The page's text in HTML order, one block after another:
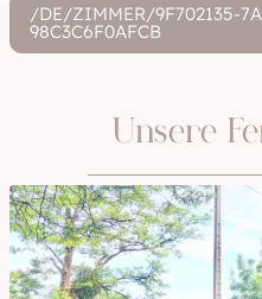
/DE/ZIMMER/9F702135-
98C3C6F0AFCB
Unsere